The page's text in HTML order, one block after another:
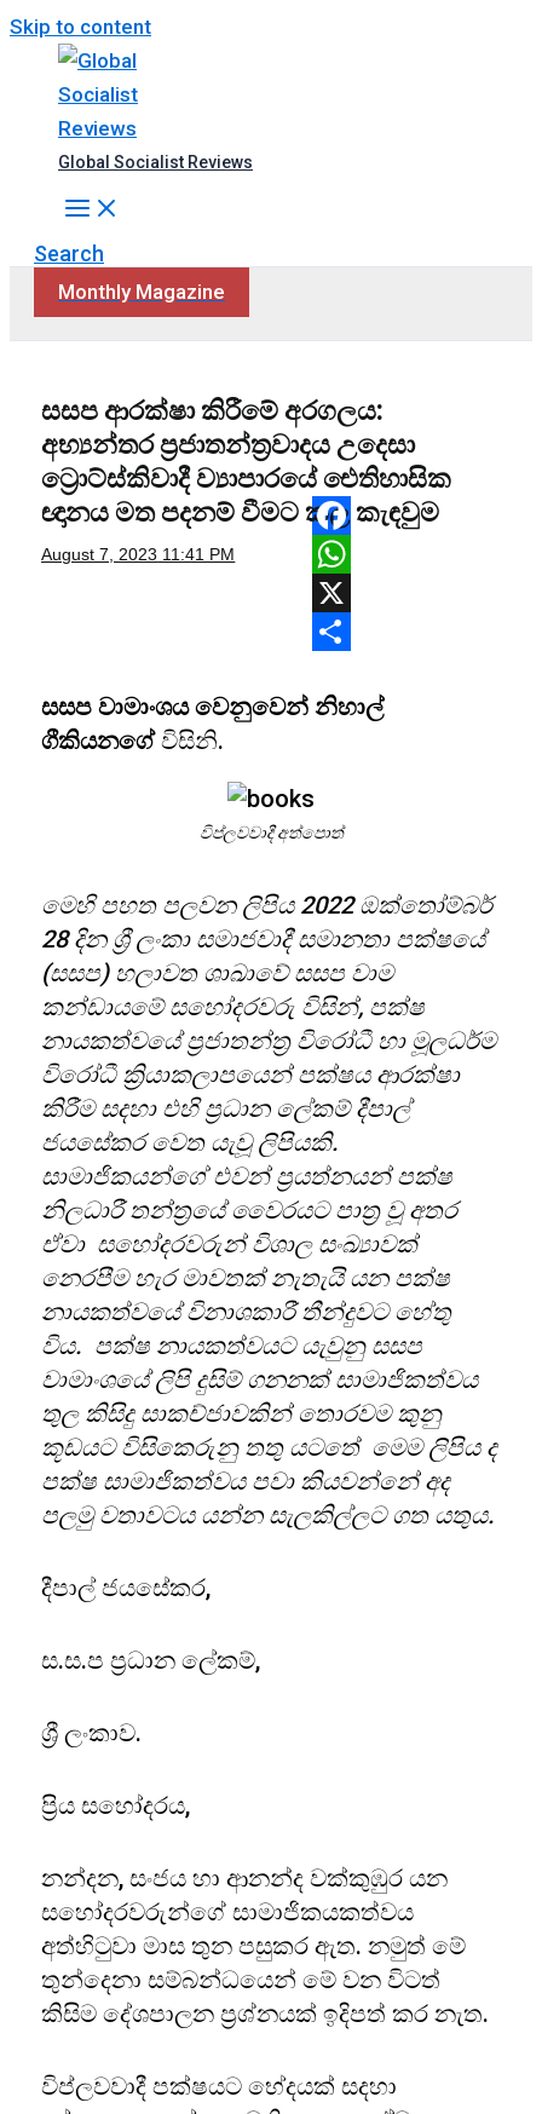
Skip to content
Global Socialist Reviews
Search
Monthly Magazine
සසප ආරක්ෂා කිරීමේ අරගලය:
අභ්‍යන්තර ප්‍රජාතන්ත්‍රවාදය උදෙසා
ට්‍රොට්ස්කිවාදී ව්‍යාපාරයේ ‌ඓතිහාසික
ඥානය මත පදනම් වීමට කල කැඳවුම
August 7, 2023 11:41 PM
Facebook
WhatsApp
X
සසප වාමාංශය වෙනුවෙන් නිහාල්
ගීකියනගේවිසිනි.
විප්ලවවාදී අත්පොත්
මෙහි පහත පලවන ලිපිය 2022 ඔක්තෝම්බර්
28 දින ශ්‍රී ලංකා සමාජවාදී සමානතා පක්ෂයේ
(සසප) හලාවත ශාඛාවේ සසප වාම
කන්ඩායමේ සහෝදරවරු විසින්, පක්ෂ
නායකත්වයේ ප්‍රජාතන්ත්‍ර විරෝධී හා මූලධර්ම
විරෝධී ක්‍රියාකලාපයෙන් පක්ෂය ආරක්ෂා
කිරීම සදහා එහි ප්‍රධාන ලේකම් දීපාල්
ජයසේකර වෙත යැවූ ලිපියකි.
සාමාජිකයන්ගේ එවන් ප්‍රයත්නයන් පක්ෂ
නිලධාරී තන්ත්‍රයේ වෛරයට පාත්‍ර වූ අතර
ඒවා සහෝදරවරුන් විශාල සංඛ්‍යාවක්
නෙරපීම හැර මාවතක් නැතැයි යන පක්ෂ
නායකත්වයේ විනාශකාරී තීන්දුවට හේතු
විය. පක්ෂ නායකත්වයට යැවුනු සසප
වාමාංශයේ ලිපි දුසිම් ගනනක් සාමාජිකත්වය
තුල කිසිදු සාකච්ජාවකින් තොරවම කුනු
කූඩයට විසිකෙරුනු තතු යටතේ මෙම ලිපිය ද
පක්ෂ සාමාජිකත්වය පවා කියවන්නේ අද
පලමු වතාවටය යන්න සැලකිල්ලට ගත යතුය.
දීපාල් ජයසේකර,
ස.ස.ප ප්‍රධාන ලේකම්,
ශ්‍රී ලංකාව.
ප්‍රිය සහෝදරය,
නන්දන, සංජය හා ආනන්ද වක්කුඹුර යන
සහෝදරවරුන්ගේ සාමාජිකයකත්වය
අත්හිටුවා මාස තුන පසුකර ඇත. නමුත් මේ
තුන්දෙනා සම්බන්ධයෙන් මේ වන විටත්
කිසිම දේශපාලන ප්‍රශ්නයක් ඉදිපත් කර නැත.
විප්ලවවාදී පක්ෂයට භේදයක් සදහා